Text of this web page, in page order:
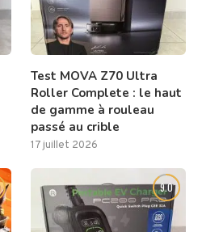
Test MOVA Z70 Ultra
Roller Complete : le haut
de gamme à rouleau
passé au crible
17 juillet 2026
9.0